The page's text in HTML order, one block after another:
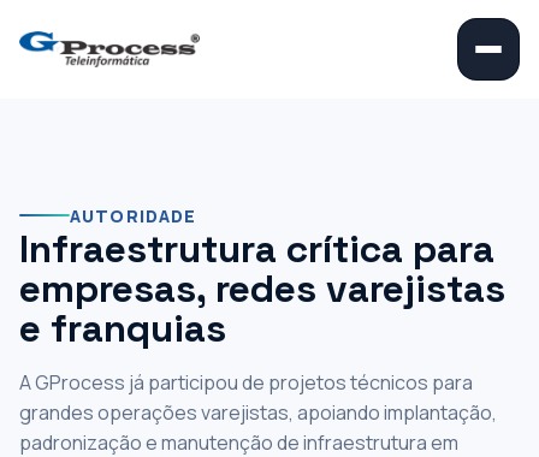
grandes operações
varejistas
Participamos de projetos técnicos para Burger King, Miniso e
Popeyes, com atuação em infraestrutura, segurança,
conectividade e suporte para ambientes de alta demanda.
+350 lojas atendidas
‹
AUTORIDADE
Infraestrutura crítica para
empresas, redes varejistas
e franquias
A GProcess já participou de projetos técnicos para
grandes operações varejistas, apoiando implantação,
padronização e manutenção de infraestrutura em